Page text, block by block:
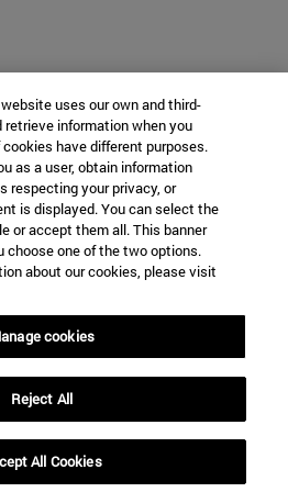
uses our own and third-
information when you
have different purposes.
as a user, obtain information
respecting your privacy, or
is displayed. You can select the
or accept them all. This banner
choose one of the two options.
about our cookies, please visit
cookies
Reject All
All Cookies